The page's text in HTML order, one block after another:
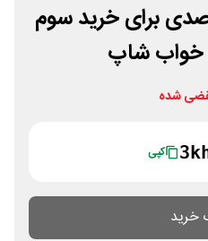
تخفیف 10 درصدی برای خرید سوم
خواب شاپ
شده
کپی
خرید